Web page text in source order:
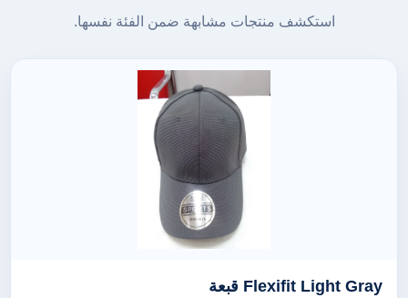
استكشف منتجات مشابهة ضمن الفئة نفسها.
Flexifit Light Gray قبعة